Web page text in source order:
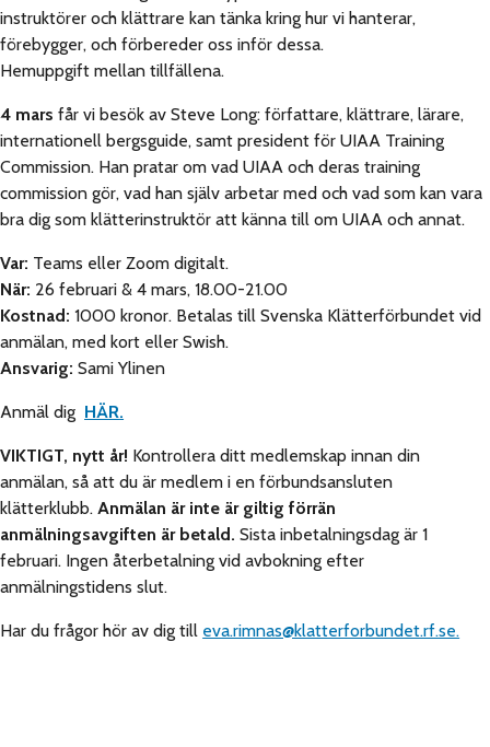
instruktörer och klättrare kan tänka kring hur vi hanterar,
förebygger, och förbereder oss inför dessa.
Hemuppgift mellan tillfällena.
4 mars får vi besök av Steve Long: författare, klättrare, lärare,
internationell bergsguide, samt president för UIAA Training
Commission. Han pratar om vad UIAA och deras training
commission gör, vad han själv arbetar med och vad som kan vara
bra dig som klätterinstruktör att känna till om UIAA och annat.
Var: Teams eller Zoom digitalt.
När: 26 februari & 4 mars, 18.00-21.00
Kostnad: 1000 kronor. Betalas till Svenska Klätterförbundet vid
anmälan, med kort eller Swish.
Ansvarig: Sami Ylinen
Anmäl dig HÄR.
VIKTIGT, nytt år! Kontrollera ditt medlemskap innan din
anmälan, så att du är medlem i en förbundsansluten
klätterklubb. Anmälan är inte är giltig förrän
anmälningsavgiften är betald.Sista inbetalningsdag är 1
februari. Ingen återbetalning vid avbokning efter
anmälningstidens slut.
Har du frågor hör av dig till eva.rimnas@klatterforbundet.rf.se.